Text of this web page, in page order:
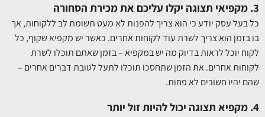
3. מקפיאי תצוגה יקלו עליכם את מכירת הסחורה
כל בעל עסק יודע כי הוא צריך להפנות לא מעט תשומת לב ללקוחות, אך
בו בזמן הוא צריך לשרת עוד לקוחות אחרים. כאשר יש מקפיא שקוף, כל
לקוח יוכל לראות בדיוק מה יש במקפיא – בזמן שאתם תוכלו לשרת
לקוחות אחרים. את הזמן שתחסכו תוכלו לתעל לטובת דברים אחרים –
שהם יהיו חשובים לא פחות.
4. מקפיא תצוגה יכול להיות זול יותר